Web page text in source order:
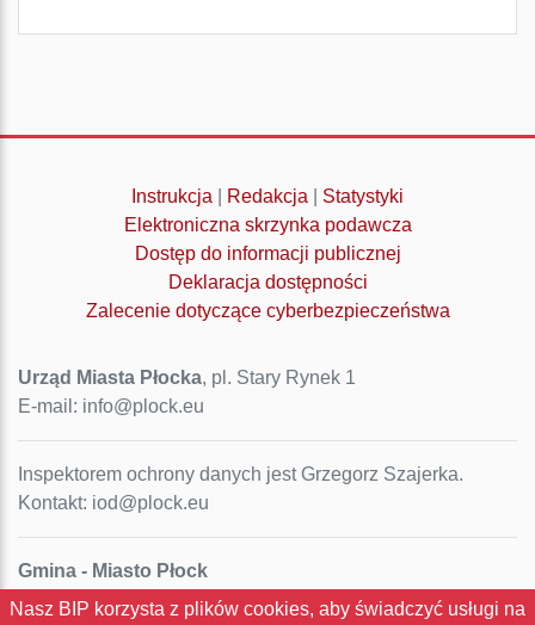
Instrukcja Redakcja
Statystyki
Elektroniczna skrzynka podawcza
Dostęp do informacji publicznej
Deklaracja dostępności
Zalecenie dotyczące cyberbezpieczeństwa
Urząd Miasta Płocka, pl. Stary Rynek 1
E-mail: info@plock.eu
Inspektorem ochrony danych jest Grzegorz Szajerka.
Kontakt: iod@plock.eu
Gmina - Miasto Płock
Pl. Stary Rynek 1
Nasz BIP korzysta z plików cookies, aby świadczyć usługi na